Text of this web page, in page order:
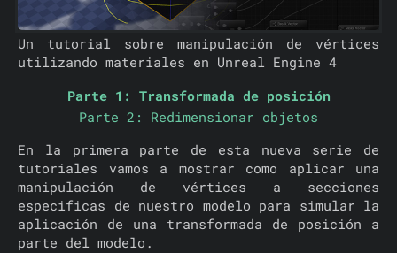
Un tutorial sobre manipulación de vértices
utilizando materiales en Unreal Engine 4
Parte 1: Transformada de posición
Parte 2: Redimensionar objetos
En la primera parte de esta nueva serie de
tutoriales vamos a mostrar como aplicar una
manipulación de vértices a secciones
especificas de nuestro modelo para simular la
aplicación de una transformada de posición a
parte del modelo.